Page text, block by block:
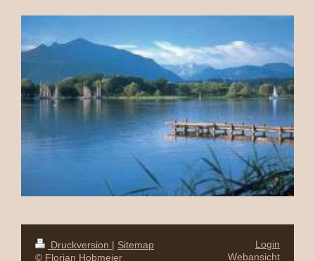
Druckversion
Sitemap
© Florian Hobmeier
Login
Webansicht